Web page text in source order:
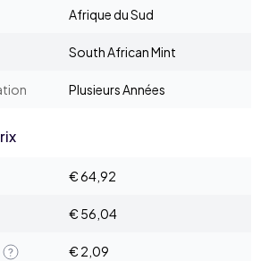
Afrique du Sud
South African Mint
Plusieurs Années
€ 64,92
€ 56,04
€ 2,09